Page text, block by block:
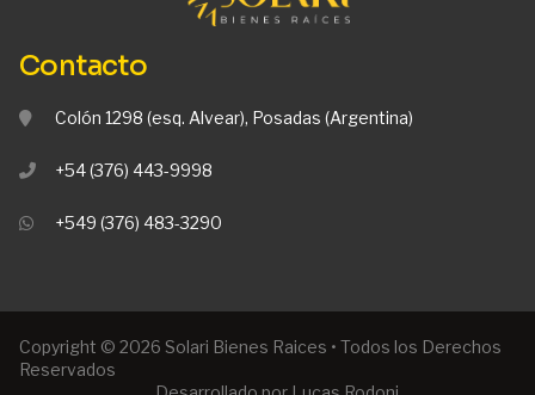
Contacto
Colón 1298 (esq. Alvear), Posadas (Argentina)
+54 (376) 443-9998
+549 (376) 483-3290
Copyright © 2026 Solari Bienes Raices • Todos los Derechos
Reservados